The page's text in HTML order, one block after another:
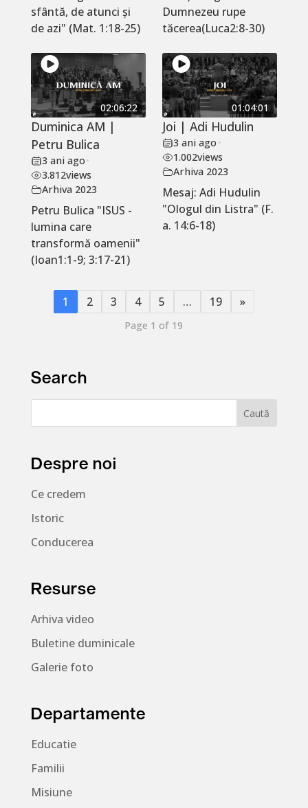
sfântă, de atunci și
de azi" (Mat. 1:18-25)
Dumnezeu rupe
tăcerea(Luca2:8-30)
02:06:22
Duminica AM |
Petru Bulica
3 ani ago•
3.812views
Arhiva 2023
Petru Bulica "ISUS -
lumina care
transformă oamenii"
(Ioan1:1-9; 3:17-21)
01:04:01
Joi | Adi Hudulin
3 ani ago •
1.002views
Arhiva 2023
Mesaj: Adi Hudulin
"Ologul din Listra" (F.
a. 14:6-18)
1 2 3 4 5 … 19 »
Page 1 of 19
Search
Despre noi
Ce credem
Istoric
Conducerea
Resurse
Arhiva video
Buletine duminicale
Galerie foto
Departamente
Educatie
Familii
Misiune